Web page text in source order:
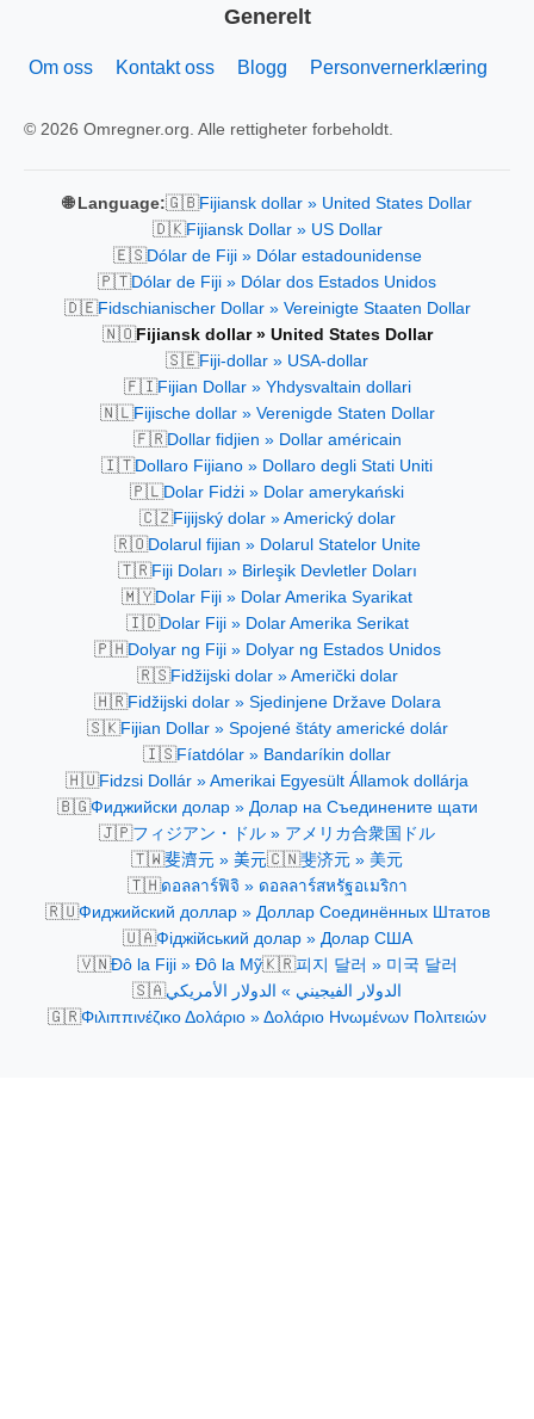
Generelt
Om oss Kontakt oss Blogg Personvernerklæring
© 2026 Omregner.org. Alle rettigheter forbeholdt.
🌐 Language:🇬🇧Fijiansk dollar » United States Dollar
🇩🇰Fijiansk Dollar » US Dollar
🇪🇸Dólar de Fiji » Dólar estadounidense
🇵🇹Dólar de Fiji » Dólar dos Estados Unidos
🇩🇪Fidschianischer Dollar » Vereinigte Staaten Dollar
🇳🇴Fijiansk dollar » United States Dollar
🇸🇪Fiji-dollar » USA-dollar
🇫🇮Fijian Dollar » Yhdysvaltain dollari
🇳🇱Fijische dollar » Verenigde Staten Dollar
🇫🇷Dollar fidjien » Dollar américain
🇮🇹Dollaro Fijiano » Dollaro degli Stati Uniti
🇵🇱Dolar Fidżi » Dolar amerykański
🇨🇿Fijijský dolar » Americký dolar
🇷🇴Dolarul fijian » Dolarul Statelor Unite
🇹🇷Fiji Doları » Birleşik Devletler Doları
🇲🇾Dolar Fiji » Dolar Amerika Syarikat
🇮🇩Dolar Fiji » Dolar Amerika Serikat
🇵🇭Dolyar ng Fiji » Dolyar ng Estados Unidos
🇷🇸Fidžijski dolar » Američki dolar
🇭🇷Fidžijski dolar » Sjedinjene Države Dolara
🇸🇰Fijian Dollar » Spojené štáty americké dolár
🇮🇸Fíatdólar » Bandaríkin dollar
🇭🇺Fidzsi Dollár » Amerikai Egyesült Államok dollárja
🇧🇬Фиджийски долар » Долар на Съединените щати
🇯🇵フィジアン・ドル » アメリカ合衆国ドル
🇹🇼斐濟元 » 美元🇨🇳斐济元 » 美元
🇹🇭ดอลลาร์ฟิจิ » ดอลลาร์สหรัฐอเมริกา
🇷🇺Фиджийский доллар » Доллар Соединённых Штатов
🇺🇦Фіджійський долар » Долар США
🇻🇳Đô la Fiji » Đô la Mỹ🇰🇷피지 달러 » 미국 달러
🇸🇦الدولار الفيجيني » الدولار الأمريكي
🇬🇷Φιλιππινέζικο Δολάριο » Δολάριο Ηνωμένων Πολιτειών